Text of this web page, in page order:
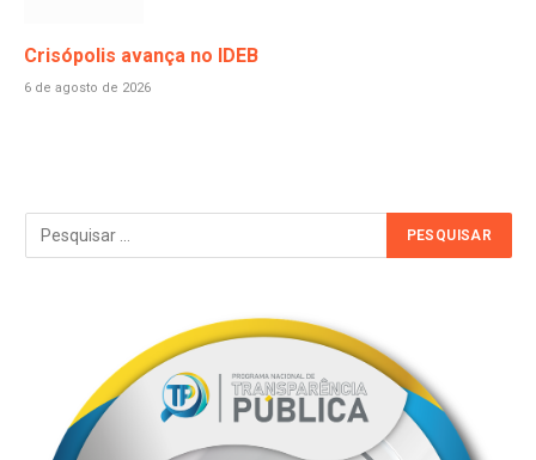
Crisópolis avança no IDEB
6 de agosto de 2026